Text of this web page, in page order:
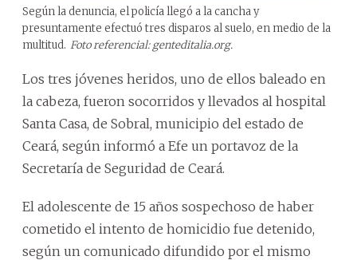
Según la denuncia, el policía llegó a la cancha y
presuntamente efectuó tres disparos al suelo, en medio de la
multitud. Foto referencial: genteditalia.org.
Los tres jóvenes heridos, uno de ellos baleado en
la cabeza, fueron socorridos y llevados al hospital
Santa Casa, de Sobral, municipio del estado de
Ceará, según informó a Efe un portavoz de la
Secretaría de Seguridad de Ceará.
El adolescente de 15 años sospechoso de haber
cometido el intento de homicidio fue detenido,
según un comunicado difundido por el mismo